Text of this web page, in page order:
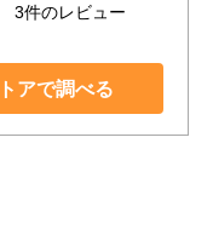
3件のレビュー
アで調べる